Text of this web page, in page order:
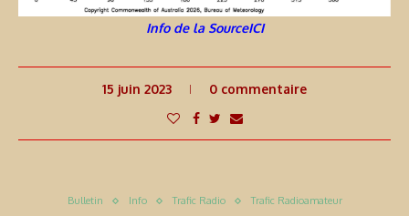
Info de la SourceICI
15 juin 2023 0 commentaire
Bulletin Info Trafic Radio Trafic Radioamateur